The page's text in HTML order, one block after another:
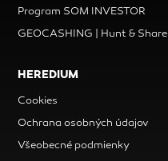
Program SOM INVESTOR
GEOCASHING | Hunt & Share
HEREDIUM
Cookies
Ochrana osobných údajov
Všeobecné podmienky